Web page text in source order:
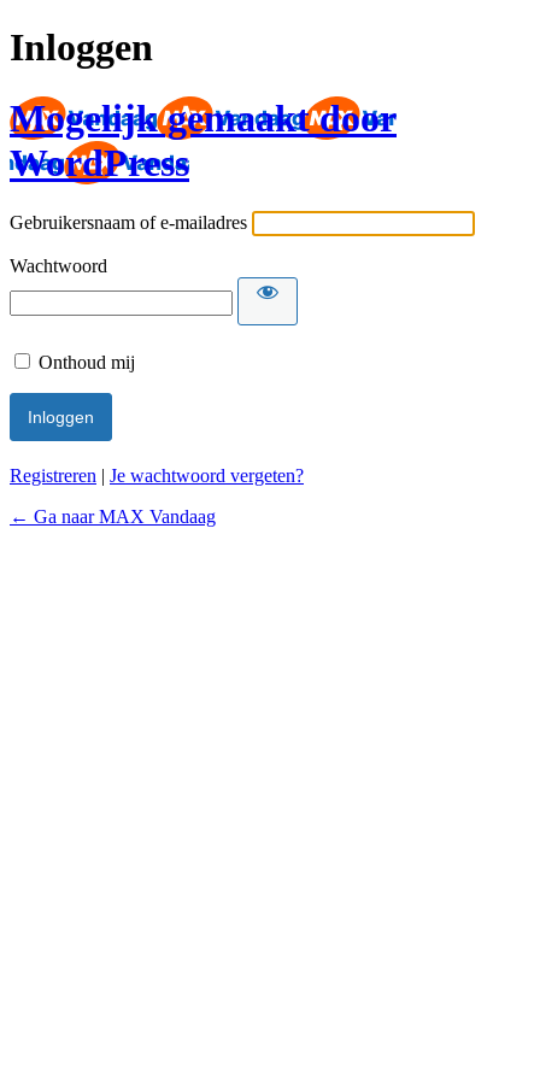
Inloggen
Mogelijk gemaakt door
WordPress
Gebruikersnaam of e-mailadres
Wachtwoord
Onthoud mij
Registreren | Je wachtwoord vergeten?
← Ga naar MAX Vandaag